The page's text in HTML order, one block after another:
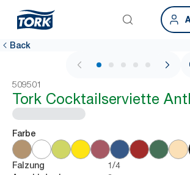
Back
1 / 5
509501
Tork Cocktailserviette
Farbe
Falzung 1/4